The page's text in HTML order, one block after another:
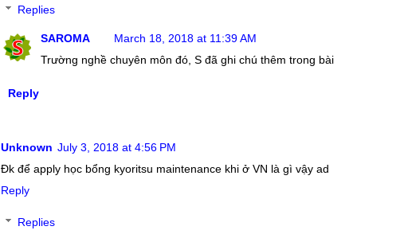
Replies
SAROMA
March 18, 2018 at 11:39 AM
Trường nghề chuyên môn đó, S đã ghi chú thêm trong bài
Reply
Unknown July 3, 2018 at 4:56 PM
Đk để apply học bổng kyoritsu maintenance khi ở VN là gì vậy ad
Reply
Replies